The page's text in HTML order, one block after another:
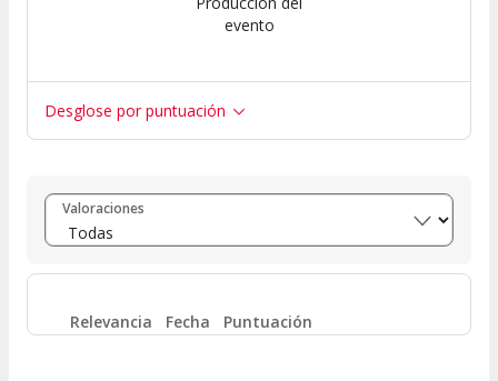
evento
Desglose por puntuación
Entre 8 y 10 (6)
Entre 6 y 8 (0)
Entre 4 y 6 0
Valoraciones
Relevancia Fecha Puntuación